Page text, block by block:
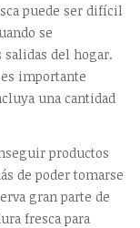
puede ser difícil
se
del hogar.
importante
una cantidad
productos
de poder tomarse
gran parte de
fresca para